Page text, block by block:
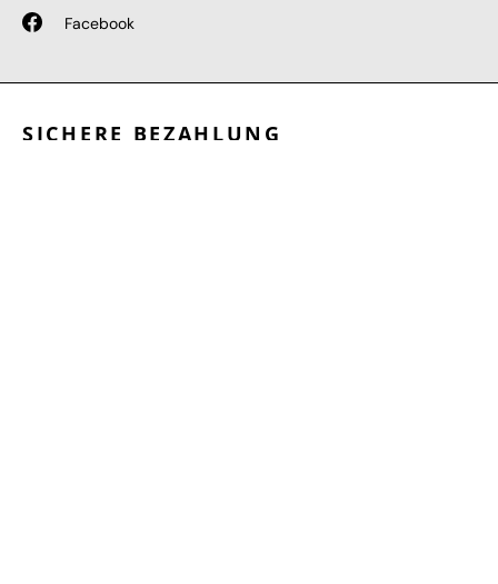
Facebook
SICHERE BEZAHLUNG